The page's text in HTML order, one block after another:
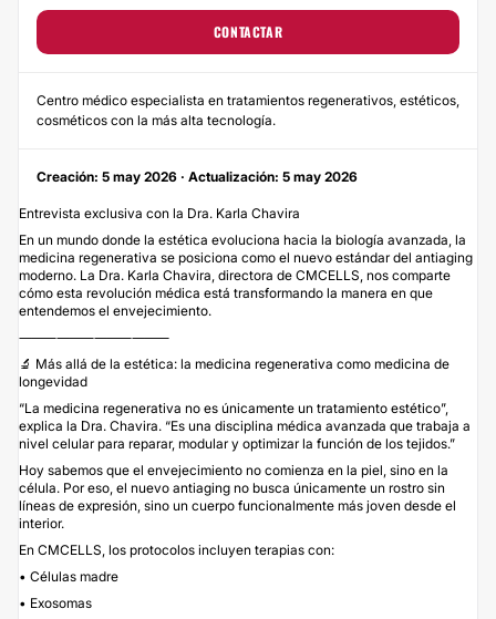
CONTACTAR
Centro médico especialista en tratamientos regenerativos, estéticos,
cosméticos con la más alta tecnología.
Creación: 5 may 2026 · Actualización: 5 may 2026
Entrevista exclusiva con la Dra. Karla Chavira
En un mundo donde la estética evoluciona hacia la biología avanzada, la
medicina regenerativa se posiciona como el nuevo estándar del antiaging
moderno. La Dra. Karla Chavira, directora de CMCELLS, nos comparte
cómo esta revolución médica está transformando la manera en que
entendemos el envejecimiento.
⸻⸻⸻⸻
🔬 Más allá de la estética: la medicina regenerativa como medicina de
longevidad
“La medicina regenerativa no es únicamente un tratamiento estético”,
explica la Dra. Chavira. “Es una disciplina médica avanzada que trabaja a
nivel celular para reparar, modular y optimizar la función de los tejidos.”
Hoy sabemos que el envejecimiento no comienza en la piel, sino en la
célula. Por eso, el nuevo antiaging no busca únicamente un rostro sin
líneas de expresión, sino un cuerpo funcionalmente más joven desde el
interior.
En CMCELLS, los protocolos incluyen terapias con:
• Células madre
• Exosomas